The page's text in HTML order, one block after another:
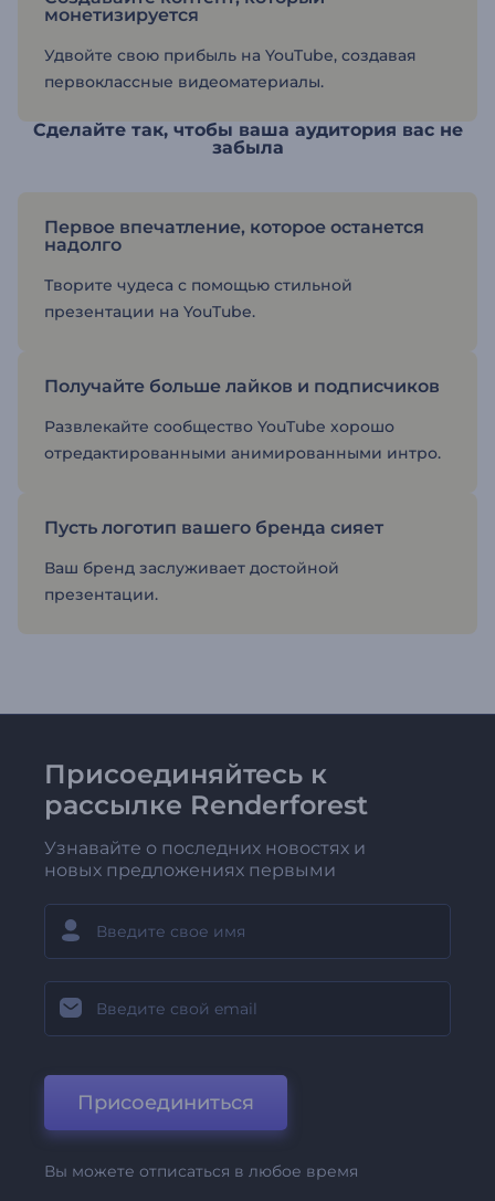
монетизируется
Удвойте свою прибыль на YouTube, создавая
первоклассные видеоматериалы.
Сделайте так, чтобы ваша аудитория вас не
забыла
Первое впечатление, которое останется
надолго
Творите чудеса с помощью стильной
презентации на YouTube.
Получайте больше лайков и подписчиков
Развлекайте сообщество YouTube хорошо
отредактированными анимированными интро.
Пусть логотип вашего бренда сияет
Ваш бренд заслуживает достойной
презентации.
Присоединяйтесь к
рассылке Renderforest
Узнавайте о последних новостях и
новых предложениях первыми
Присоединиться
Вы можете отписаться в любое время